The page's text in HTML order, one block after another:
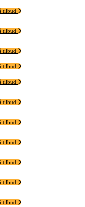
tilbud
tilbud
tilbud
tilbud
tilbud
tilbud
tilbud
tilbud
tilbud
tilbud
tilbud